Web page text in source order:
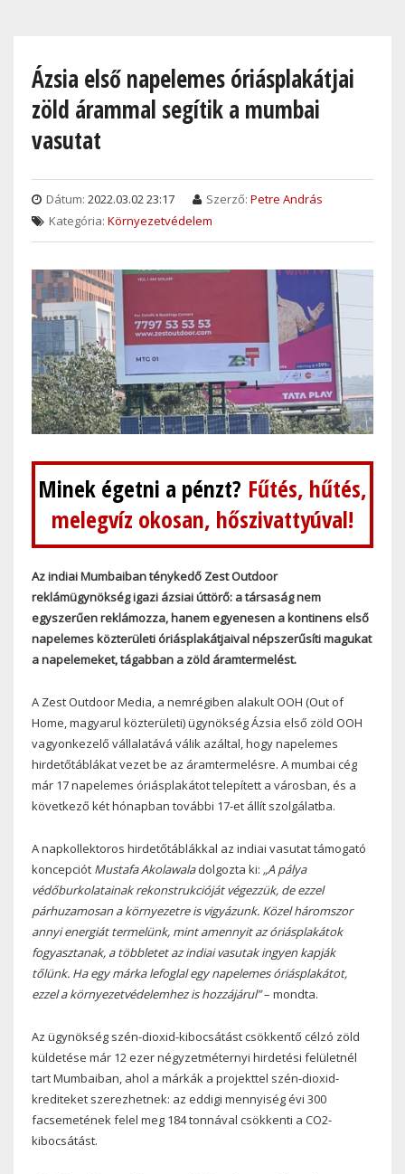
contentÁzsia első napelemes óriásplakátjai
zöld árammal segítik a mumbai
vasutat
Dátum: 2022.03.02 23:17 Szerző: Petre András
Kategória: Környezetvédelem
Minek égetni a pénzt? Fűtés, hűtés,
melegvíz okosan, hőszivattyúval!
Az indiai Mumbaiban ténykedő Zest Outdoor
reklámügynökség igazi ázsiai úttörő: a társaság nem
egyszerűen reklámozza, hanem egyenesen a kontinens első
napelemes közterületi óriásplakátjaival népszerűsíti magukat
a napelemeket, tágabban a zöld áramtermelést.
A Zest Outdoor Media, a nemrégiben alakult OOH (Out of
Home, magyarul közterületi) ügynökség Ázsia első zöld OOH
vagyonkezelő vállalatává válik azáltal, hogy napelemes
hirdetőtáblákat vezet be az áramtermelésre. A mumbai cég
már 17 napelemes óriásplakátot telepített a városban, és a
következő két hónapban további 17-et állít szolgálatba.
A napkollektoros hirdetőtáblákkal az indiai vasutat támogató
koncepciót Mustafa Akolawaladolgozta ki: „A pálya
védőburkolatainak rekonstrukcióját végezzük, de ezzel
párhuzamosan a környezetre is vigyázunk. Közel háromszor
annyi energiát termelünk, mint amennyit az óriásplakátok
fogyasztanak, a többletet az indiai vasutak ingyen kapják
tőlünk. Ha egy márka lefoglal egy napelemes óriásplakátot,
ezzel a környezetvédelemhez is hozzájárul”– mondta.
Az ügynökség szén-dioxid-kibocsátást csökkentő célzó zöld
küldetése már 12 ezer négyzetméternyi hirdetési felületnél
tart Mumbaiban, ahol a márkák a projekttel szén-dioxid-
krediteket szerezhetnek: az eddigi mennyiség évi 300
facsemetének felel meg 184 tonnával csökkenti a CO2-
kibocsátást.